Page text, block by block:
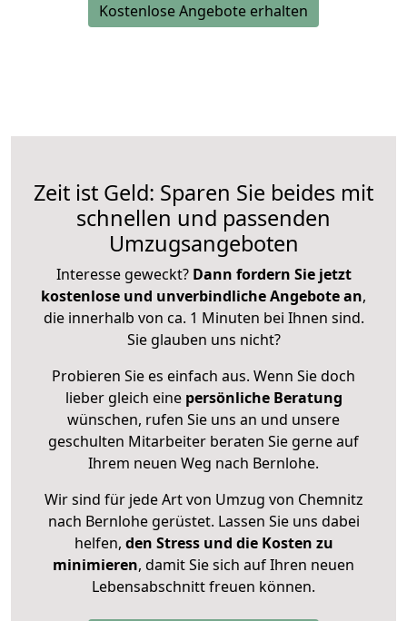
Kostenlose Angebote erhalten
Zeit ist Geld: Sparen Sie beides mit
schnellen und passenden
Umzugsangeboten
Interesse geweckt? Dann fordern Sie jetzt
kostenlose und unverbindliche Angebote an,
die innerhalb von ca. 1 Minuten bei Ihnen sind.
Sie glauben uns nicht?
Probieren Sie es einfach aus. Wenn Sie doch
lieber gleich eine persönliche Beratung
wünschen, rufen Sie uns an und unsere
geschulten Mitarbeiter beraten Sie gerne auf
Ihrem neuen Weg nach Bernlohe.
Wir sind für jede Art von Umzug von Chemnitz
nach Bernlohe gerüstet. Lassen Sie uns dabei
helfen, den Stress und die Kosten zu
minimieren, damit Sie sich auf Ihren neuen
Lebensabschnitt freuen können.